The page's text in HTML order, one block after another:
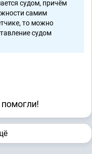
судом, причём
самим
то можно
судом